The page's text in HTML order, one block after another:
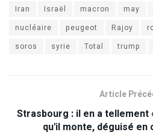
Iran
Israël macron may
nucléaire
peugeot Rajoy
soros
syrie Total trump
Article
Strasbourg : il en a tellement
qu'il monte, déguisé en